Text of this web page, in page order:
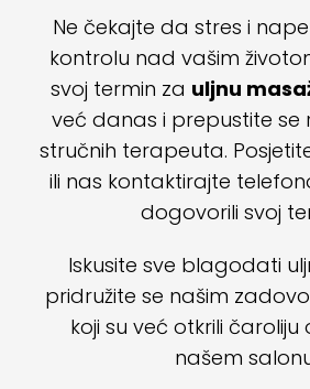
Ne čekajte da stres i
kontrolu nad vašim
svoj termin za uljnu
već danas i prepustite se
stručnih terapeuta.
ili nas kontaktirajte
dogovorili svoj
Iskusite sve blagodati
pridružite se našim
koji su već otkrili
našem